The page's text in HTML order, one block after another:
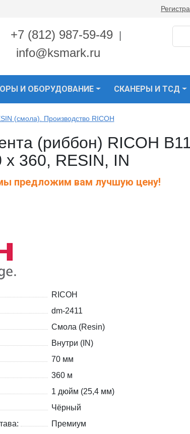
+7 (812) 987-59-49
info@ksmark.ru
И ОБОРУДОВАНИЕ СКАНЕРЫ И ТСД
(смола). Производство RICOH
(риббон) RICOH
360, RESIN, IN
предложим вам лучшую цену!
RICOH
dm-2411
Смола (Resin)
Внутри (IN)
70 мм
360 м
1 дюйм (25,4 мм)
Чёрный
Премиум